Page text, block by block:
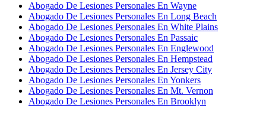
Abogado De Lesiones Personales En Wayne
Abogado De Lesiones Personales En Long Beach
Abogado De Lesiones Personales En White Plains
Abogado De Lesiones Personales En Passaic
Abogado De Lesiones Personales En Englewood
Abogado De Lesiones Personales En Hempstead
Abogado De Lesiones Personales En Jersey City
Abogado De Lesiones Personales En Yonkers
Abogado De Lesiones Personales En Mt. Vernon
Abogado De Lesiones Personales En Brooklyn